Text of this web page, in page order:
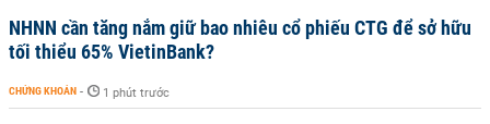
NHNN cần tăng nắm giữ bao nhiêu cổ phiếu CTG để sở hữu
tối thiểu 65% VietinBank?
CHỨNG KHOÁN - 1 phút trước